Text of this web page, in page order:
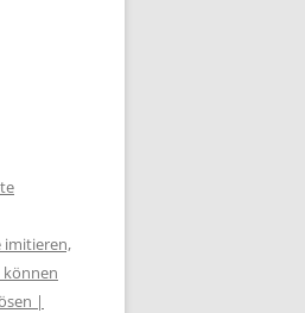
imitieren,
können
|